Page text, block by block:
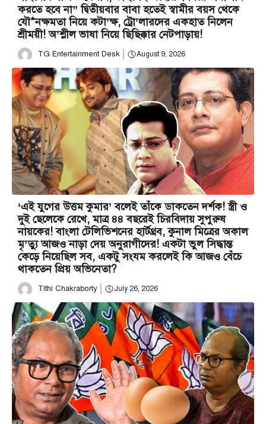
করতে হবে না” দ্বিতীয়বার বাবা হতেই স্বামীর বয়স থেকে
যৌ*নক্ষমতা নিয়ে কটা’ক্ষ, ট্রো’লারদের একহাত নিলেন
শ্রীময়ী! অ’শ্লীল ভাষা নিয়ে ছিছিক্কার নেটপাড়ায়!
TG Entertainment Desk August 9, 2026
‘এই যুগের উত্তম কুমার’ বলেই তাঁকে ডাকতেন দর্শক! স্ত্রী ও
দুই ছেলেকে রেখে, মাত্র ৪৪ বছরেই চিরবিদায় সুপুরুষ
নায়কের! বাংলা টেলিভিশনের হার্টথ্রব, কুনাল মিত্রের অকাল
মৃ’ত্যু আজও নাড়া দেয় অনুরাগীদের! একটা ভুল সিদ্ধান্ত
কেড়ে নিয়েছিল সব, একটু সংযম করলেই কি আজও বেঁচে
থাকতেন প্রিয় অভিনেতা?
Tithi Chakraborty July 26, 2026